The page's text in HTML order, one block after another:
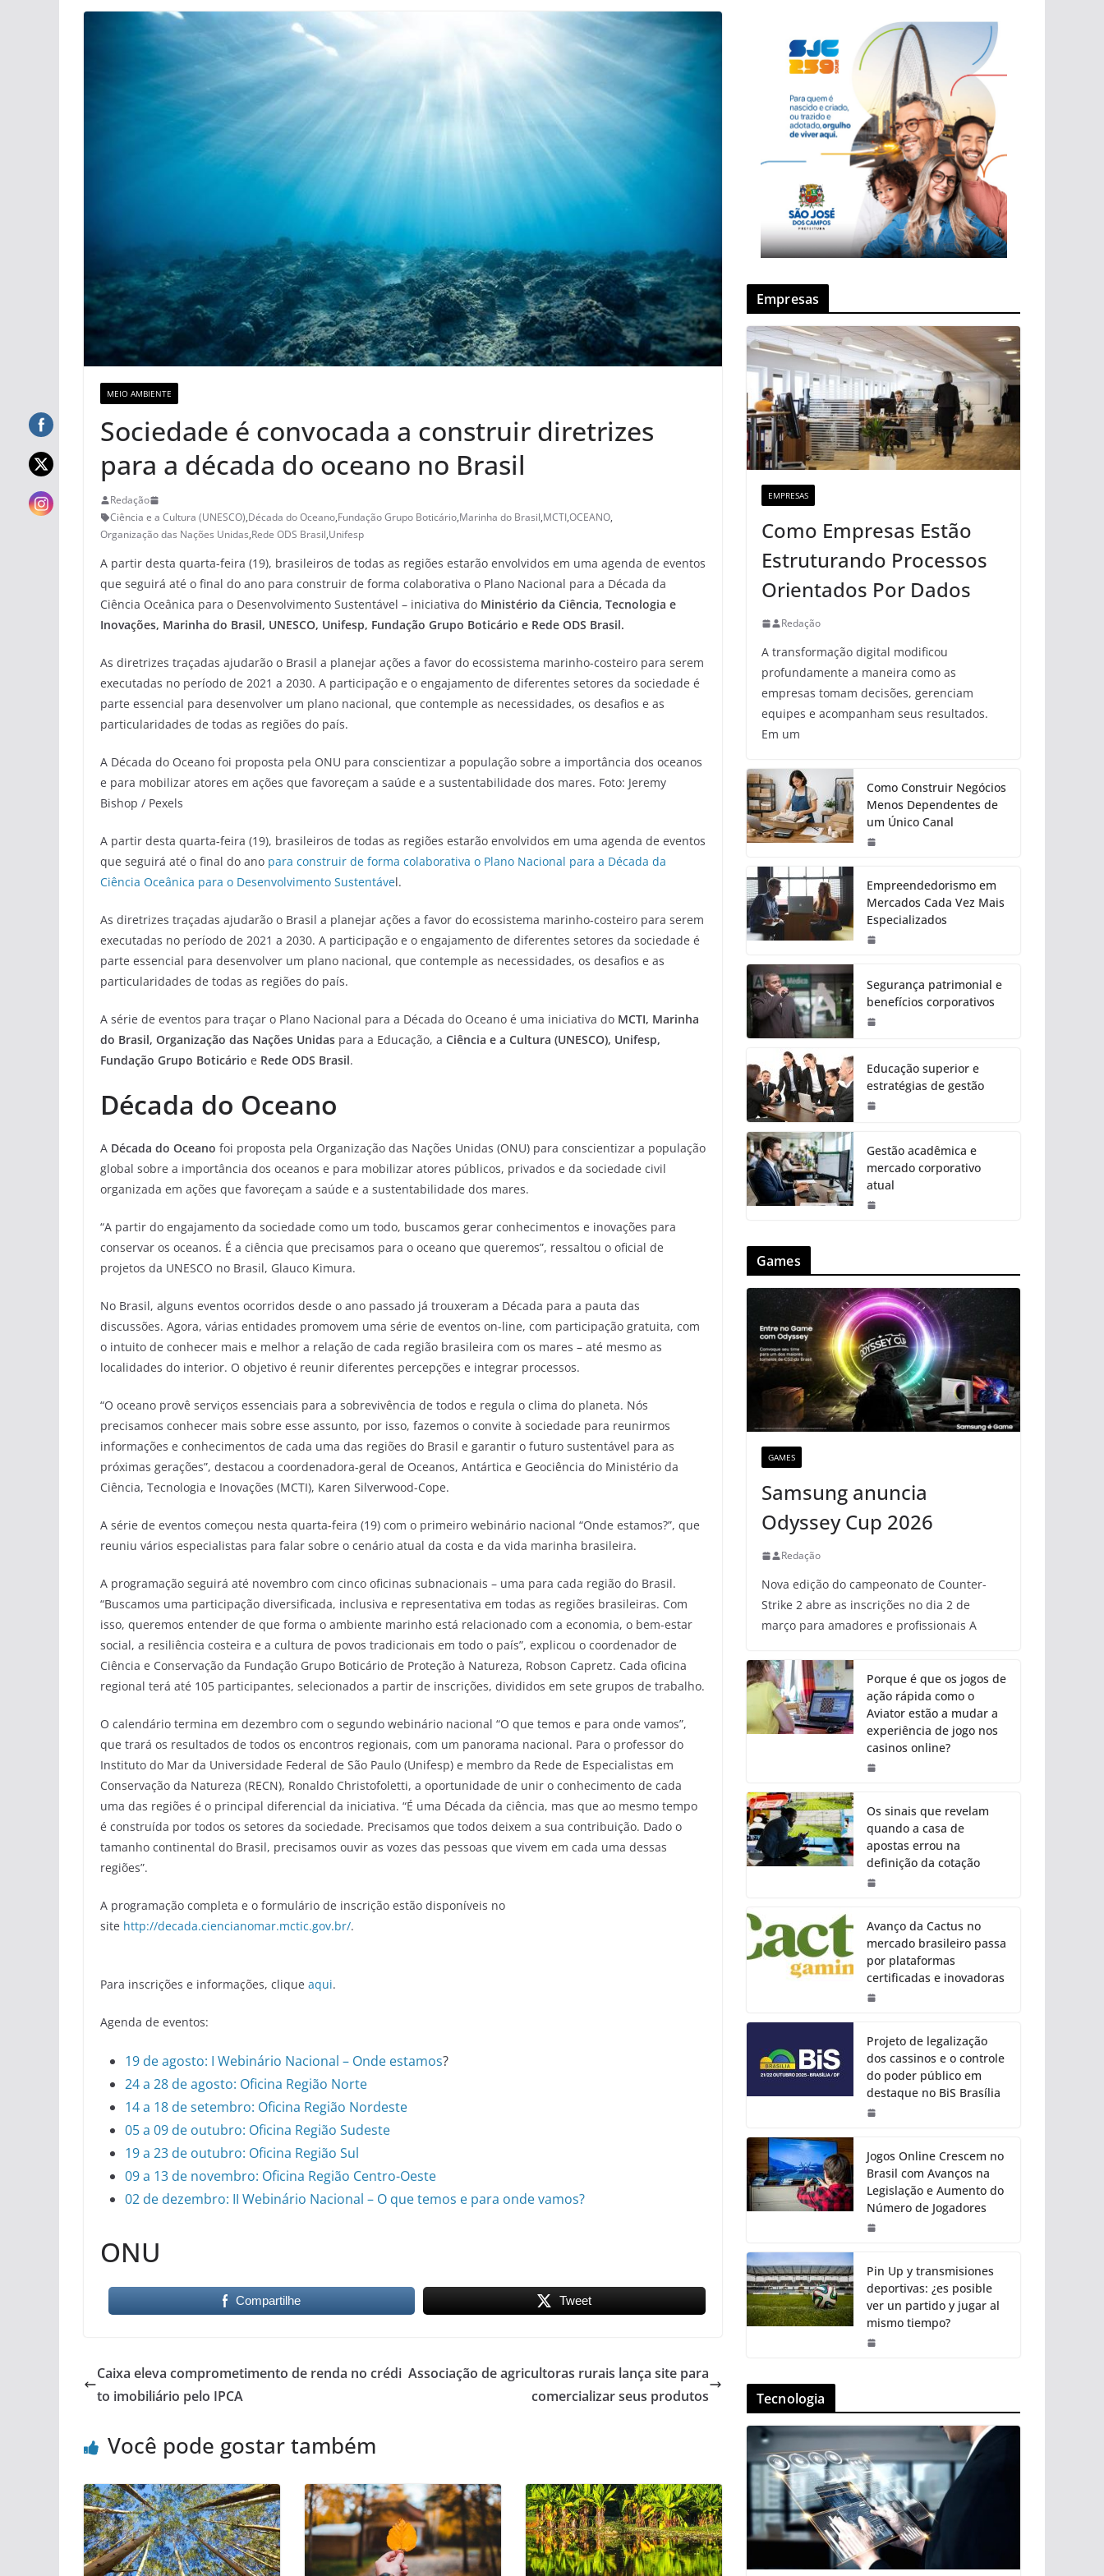
MEIO AMBIENTE
Sociedade é convocada a construir diretrizes
para a década do oceano no Brasil
Redação
Ciência e a Cultura (UNESCO),Década do Oceano,Fundação Grupo Boticário,Marinha do Brasil,MCTI,OCEANO,
Organização das Nações Unidas,Rede ODS Brasil,Unifesp
A partir desta quarta-feira (19), brasileiros de todas as regiões estarão envolvidos em uma agenda de eventos
que seguirá até o final do ano para construir de forma colaborativa o Plano Nacional para a Década da
Ciência Oceânica para o Desenvolvimento Sustentável – iniciativa do Ministério da Ciência, Tecnologia e
Inovações, Marinha do Brasil, UNESCO, Unifesp, Fundação Grupo Boticário e Rede ODS Brasil.
As diretrizes traçadas ajudarão o Brasil a planejar ações a favor do ecossistema marinho-costeiro para serem
executadas no período de 2021 a 2030. A participação e o engajamento de diferentes setores da sociedade é
parte essencial para desenvolver um plano nacional, que contemple as necessidades, os desafios e as
particularidades de todas as regiões do país.
A Década do Oceano foi proposta pela ONU para conscientizar a população sobre a importância dos oceanos
e para mobilizar atores em ações que favoreçam a saúde e a sustentabilidade dos mares. Foto: Jeremy
Bishop / Pexels
A partir desta quarta-feira (19), brasileiros de todas as regiões estarão envolvidos em uma agenda de eventos
que seguirá até o final do ano para construir de forma colaborativa o Plano Nacional para a Década da
Ciência Oceânica para o Desenvolvimento Sustentável.
As diretrizes traçadas ajudarão o Brasil a planejar ações a favor do ecossistema marinho-costeiro para serem
executadas no período de 2021 a 2030. A participação e o engajamento de diferentes setores da sociedade é
parte essencial para desenvolver um plano nacional, que contemple as necessidades, os desafios e as
particularidades de todas as regiões do país.
A série de eventos para traçar o Plano Nacional para a Década do Oceano é uma iniciativa do MCTI, Marinha
do Brasil, Organização das Nações Unidas para a Educação, a Ciência e a Cultura (UNESCO), Unifesp,
Fundação Grupo Boticário e Rede ODS Brasil.
Década do Oceano
A Década do Oceano foi proposta pela Organização das Nações Unidas (ONU) para conscientizar a população
global sobre a importância dos oceanos e para mobilizar atores públicos, privados e da sociedade civil
organizada em ações que favoreçam a saúde e a sustentabilidade dos mares.
“A partir do engajamento da sociedade como um todo, buscamos gerar conhecimentos e inovações para
conservar os oceanos. É a ciência que precisamos para o oceano que queremos”, ressaltou o oficial de
projetos da UNESCO no Brasil, Glauco Kimura.
No Brasil, alguns eventos ocorridos desde o ano passado já trouxeram a Década para a pauta das
discussões. Agora, várias entidades promovem uma série de eventos on-line, com participação gratuita, com
o intuito de conhecer mais e melhor a relação de cada região brasileira com os mares – até mesmo as
localidades do interior. O objetivo é reunir diferentes percepções e integrar processos.
“O oceano provê serviços essenciais para a sobrevivência de todos e regula o clima do planeta. Nós
precisamos conhecer mais sobre esse assunto, por isso, fazemos o convite à sociedade para reunirmos
informações e conhecimentos de cada uma das regiões do Brasil e garantir o futuro sustentável para as
próximas gerações”, destacou a coordenadora-geral de Oceanos, Antártica e Geociência do Ministério da
Ciência, Tecnologia e Inovações (MCTI), Karen Silverwood-Cope.
A série de eventos começou nesta quarta-feira (19) com o primeiro webinário nacional “Onde estamos?”, que
reuniu vários especialistas para falar sobre o cenário atual da costa e da vida marinha brasileira.
A programação seguirá até novembro com cinco oficinas subnacionais – uma para cada região do Brasil.
“Buscamos uma participação diversificada, inclusiva e representativa em todas as regiões brasileiras. Com
isso, queremos entender de que forma o ambiente marinho está relacionado com a economia, o bem-estar
social, a resiliência costeira e a cultura de povos tradicionais em todo o país”, explicou o coordenador de
Ciência e Conservação da Fundação Grupo Boticário de Proteção à Natureza, Robson Capretz. Cada oficina
regional terá até 105 participantes, selecionados a partir de inscrições, divididos em sete grupos de trabalho.
O calendário termina em dezembro com o segundo webinário nacional “O que temos e para onde vamos”,
que trará os resultados de todos os encontros regionais, com um panorama nacional. Para o professor do
Instituto do Mar da Universidade Federal de São Paulo (Unifesp) e membro da Rede de Especialistas em
Conservação da Natureza (RECN), Ronaldo Christofoletti, a oportunidade de unir o conhecimento de cada
uma das regiões é o principal diferencial da iniciativa. “É uma Década da ciência, mas que ao mesmo tempo
é construída por todos os setores da sociedade. Precisamos que todos deixem a sua contribuição. Dado o
tamanho continental do Brasil, precisamos ouvir as vozes das pessoas que vivem em cada uma dessas
regiões”.
A programação completa e o formulário de inscrição estão disponíveis no
site http://decada.ciencianomar.mctic.gov.br/.
Para inscrições e informações, clique aqui.
Agenda de eventos:
19 de agosto: I Webinário Nacional – Onde estamos?
24 a 28 de agosto: Oficina Região Norte
14 a 18 de setembro: Oficina Região Nordeste
05 a 09 de outubro: Oficina Região Sudeste
19 a 23 de outubro: Oficina Região Sul
09 a 13 de novembro: Oficina Região Centro-Oeste
02 de dezembro: II Webinário Nacional – O que temos e para onde vamos?
ONU
Compartilhe Tweet
Caixa eleva comprometimento de renda no crédi
to imobiliário pelo IPCA
Associação de agricultoras rurais lança site para
comercializar seus produtos
Você pode gostar também
Empresas
EMPRESAS
Como Empresas Estão
Estruturando Processos
Orientados Por Dados
Redação
A transformação digital modificou
profundamente a maneira como as
empresas tomam decisões, gerenciam
equipes e acompanham seus resultados.
Em um
Como Construir Negócios
Menos Dependentes de
um Único Canal
Empreendedorismo em
Mercados Cada Vez Mais
Especializados
Segurança patrimonial e
benefícios corporativos
Educação superior e
estratégias de gestão
Gestão acadêmica e
mercado corporativo
atual
Games
GAMES
Samsung anuncia
Odyssey Cup 2026
Redação
Nova edição do campeonato de Counter-
Strike 2 abre as inscrições no dia 2 de
março para amadores e profissionais A
Porque é que os jogos de
ação rápida como o
Aviator estão a mudar a
experiência de jogo nos
casinos online?
Os sinais que revelam
quando a casa de
apostas errou na
definição da cotação
Avanço da Cactus no
mercado brasileiro passa
por plataformas
certificadas e inovadoras
Projeto de legalização
dos cassinos e o controle
do poder público em
destaque no BiS Brasília
Jogos Online Crescem no
Brasil com Avanços na
Legislação e Aumento do
Número de Jogadores
Pin Up y transmisiones
deportivas: ¿es posible
ver un partido y jugar al
mismo tiempo?
Tecnologia